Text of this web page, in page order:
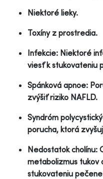
Niektoré lieky.
Toxíny z prostredia.
Infekcie: Niektoré
viesť k stukovateniu
Spánková apnoe:
zvýšiť riziko NAFLD.
Syndróm
porucha, ktorá
Nedostatok cholínu:
metabolizmus tukov
stukovateniu